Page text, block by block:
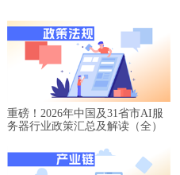
重磅！2026年中国及31省市AI服
务器行业政策汇总及解读（全）